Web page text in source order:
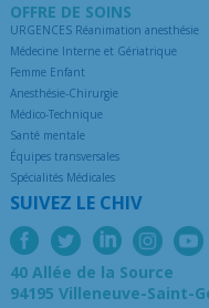
OFFRE DE SOINS
URGENCES Réanimation anesthésie
Médecine Interne et Gériatrique
Femme Enfant
Anesthésie-Chirurgie
Médico-Technique
Santé mentale
Équipes transversales
Spécialités Médicales
SUIVEZ LE CHIV
40 Allée de la Source
94195 Villeneuve-Saint-